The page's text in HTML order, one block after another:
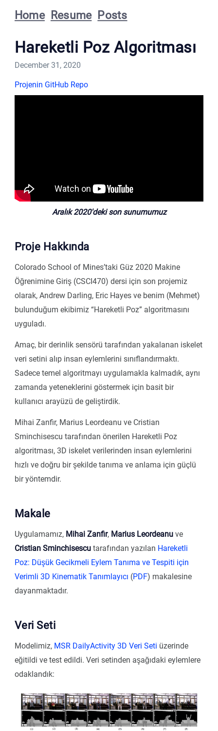
Home Resume Posts
Hareketli Poz Algoritması
December 31, 2020
Projenin GitHub Repo
Aralık 2020'deki son sunumumuz
Proje Hakkında
Colorado School of Mines’taki Güz 2020 Makine
Öğrenimine Giriş (CSCI470) dersi için son projemiz
olarak, Andrew Darling, Eric Hayes ve benim (Mehmet)
bulunduğum ekibimiz “Hareketli Poz” algoritmasını
uyguladı.
Amaç, bir derinlik sensörü tarafından yakalanan iskelet
veri setini alıp insan eylemlerini sınıflandırmaktı.
Sadece temel algoritmayı uygulamakla kalmadık, aynı
zamanda yeteneklerini göstermek için basit bir
kullanıcı arayüzü de geliştirdik.
Mihai Zanfir, Marius Leordeanu ve Cristian
Sminchisescu tarafından önerilen Hareketli Poz
algoritması, 3D iskelet verilerinden insan eylemlerini
hızlı ve doğru bir şekilde tanıma ve anlama için güçlü
bir yöntemdir.
Makale
Uygulamamız, Mihai Zanfir, Marius Leordeanu ve
Cristian Sminchisescu tarafından yazılan Hareketli
Poz: Düşük Gecikmeli Eylem Tanıma ve Tespiti için
Verimli 3D Kinematik Tanımlayıcı (PDF) makalesine
dayanmaktadır.
Veri Seti
Modelimiz, MSR DailyActivity 3D Veri Seti üzerinde
eğitildi ve test edildi. Veri setinden aşağıdaki eylemlere
odaklandık: